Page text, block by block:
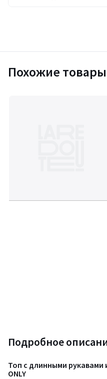
Похожие товары
Подробное
Топ с длинными рукавами
ONLY